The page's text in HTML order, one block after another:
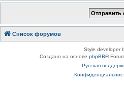
Список форумов
Style developer
Создано на основе phpBB®
Русская